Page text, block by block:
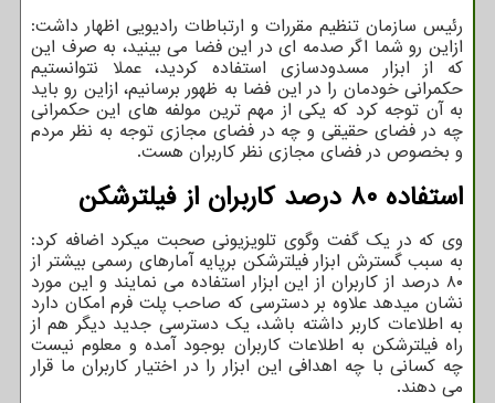
رئیس سازمان تنظیم مقررات و ارتباطات رادیویی اظهار داشت:
ازاین رو شما اگر صدمه ای در این فضا می بینید، به صرف این
که از ابزار مسدودسازی استفاده کردید، عملا نتوانستیم
حکمرانی خودمان را در این فضا به ظهور برسانیم، ازاین رو باید
به آن توجه کرد که یکی از مهم ترین مولفه های این حکمرانی
چه در فضای حقیقی و چه در فضای مجازی توجه به نظر مردم
و بخصوص در فضای مجازی نظر کاربران هست.
استفاده ۸۰ درصد کاربران از فیلترشکن
وی که در یک گفت وگوی تلویزیونی صحبت میکرد اضافه کرد:
به سبب گسترش ابزار فیلترشکن برپایه آمارهای رسمی بیشتر از
۸۰ درصد از کاربران از این ابزار استفاده می نمایند و این مورد
نشان میدهد علاوه بر دسترسی که صاحب پلت فرم امکان دارد
به اطلاعات کاربر داشته باشد، یک دسترسی جدید دیگر هم از
راه فیلترشکن به اطلاعات کاربران بوجود آمده و معلوم نیست
چه کسانی با چه اهدافی این ابزار را در اختیار کاربران ما قرار
می دهند.